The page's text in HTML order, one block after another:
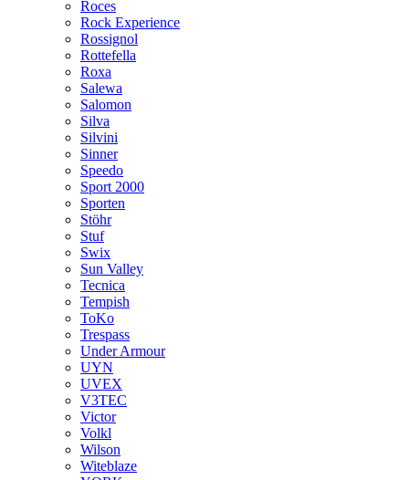
Roces
Rock Experience
Rossignol
Rottefella
Roxa
Salewa
Salomon
Silva
Silvini
Sinner
Speedo
Sport 2000
Sporten
Stöhr
Stuf
Swix
Sun Valley
Tecnica
Tempish
ToKo
Trespass
Under Armour
UYN
UVEX
V3TEC
Victor
Volkl
Wilson
Witeblaze